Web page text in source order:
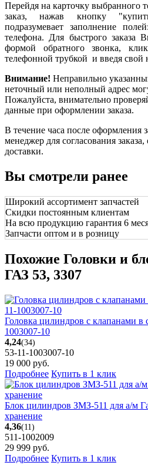
Перейдя на карточку выбранного
заказ, нажав кнопку
подразумевает заполнение
телефона. Для быстрого заказа
формой обратного звонка,
телефонной трубкой и введя свой
Внимание! Неправильно
неточный или неполный адрес
Пожалуйста, внимательно
данные при оформлении заказа.
В течение часа после оформления
менеджер для согласования
доставки.
Вы смотрели ранее
Широкий ассортимент запчастей
Скидки постоянным клиентам
На всю продукцию гарантия 6
Запчасти оптом и в розницу
Похожие Головки и
ГАЗ 53, 3307
Головка цилиндров с клапанами в
1003007-10
4,24(34)
53-11-1003007-10
19 000 руб.
Подробнее Купить в 1 клик
Блок цилиндров ЗМЗ-511 для а/м
хранение
4,36(11)
511-1002009
29 999 руб.
Подробнее Купить в 1 клик